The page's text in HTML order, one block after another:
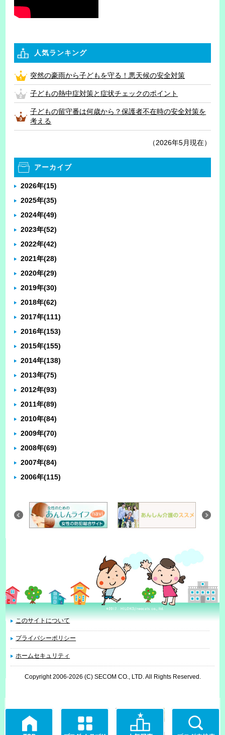
人気ランキング
突然の豪雨から子どもを守る！悪天候の安全対策
子どもの熱中症対策と症状チェックのポイント
子どもの留守番は何歳から？保護者不在時の安全対策を
考える
（2026年5月現在）
アーカイブ
2026年(15)
2025年(35)
2024年(49)
2023年(52)
2022年(42)
2021年(28)
2020年(29)
2019年(30)
2018年(62)
2017年(111)
2016年(153)
2015年(155)
2014年(138)
2013年(75)
2012年(93)
2011年(89)
2010年(84)
2009年(70)
2008年(69)
2007年(84)
2006年(115)
このサイトについて
プライバシーポリシー
ホームセキュリティ
Copyright 2006-2026 (C) SECOM CO., LTD. All Rights Reserved.